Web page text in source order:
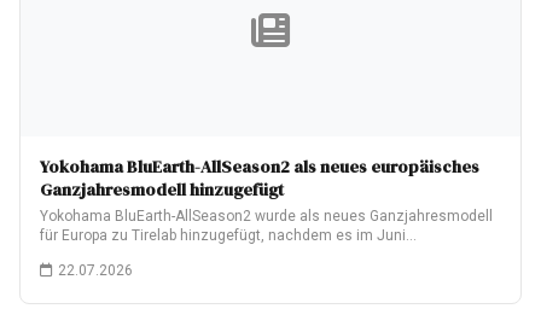
Yokohama BluEarth-AllSeason2 als neues europäisches
Ganzjahresmodell hinzugefügt
Yokohama BluEarth-AllSeason2 wurde als neues Ganzjahresmodell
für Europa zu Tirelab hinzugefügt, nachdem es im Juni…
22.07.2026